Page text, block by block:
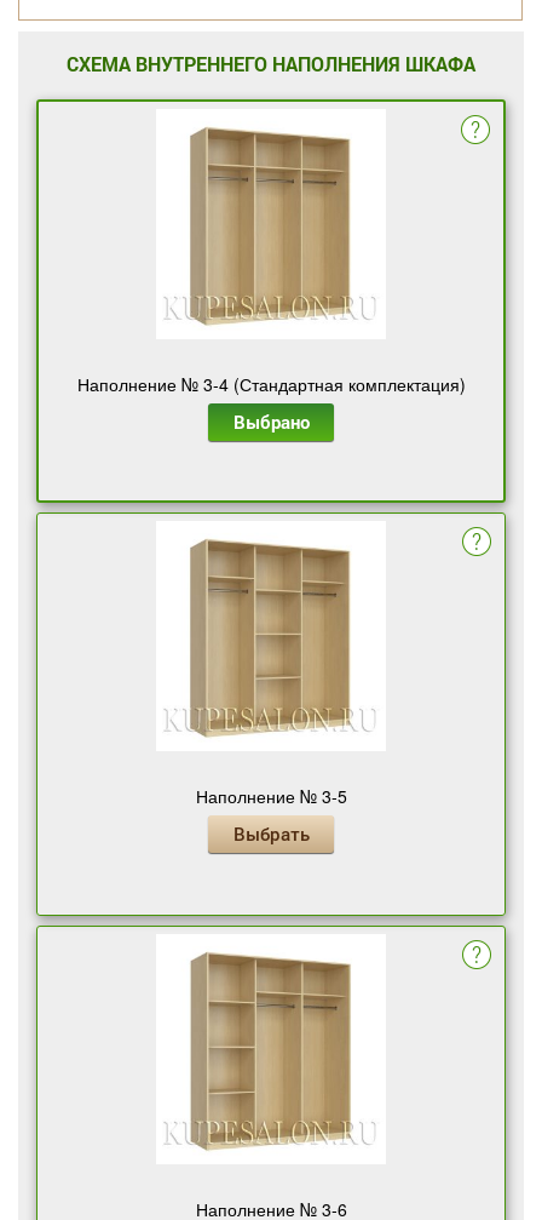
СХЕМА ВНУТРЕННЕГО НАПОЛНЕНИЯ ШКАФА
Наполнение № 3-4 (Стандартная комплектация)
Выбрано
Наполнение № 3-5
Выбрать
Наполнение № 3-6